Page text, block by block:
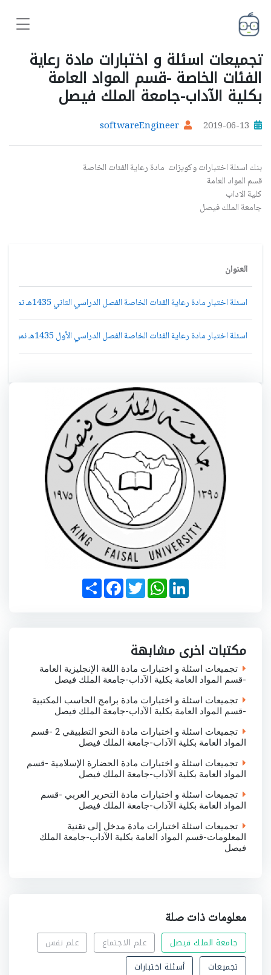
تجميعات اسئلة و اختبارات مادة رعاية
الفئات الخاصة -قسم المواد العامة
بكلية الآداب-جامعة الملك فيصل
2019-06-13
softwareEngineer
بنك اسئلة اختبارات وكويزات مادة رعاية الفئات الخاصة
قسم المواد العامة
كلية الاداب
جامعة الملك فيصل
العنوان
اسئلة اختبار مادة رعاية الفئات الخاصة الفصل الدراسي الثاني 1435هـ نموذج (a)
اسئلة اختبار مادة رعاية الفئات الخاصة الفصل الدراسي الأول 1435هـ نموذج (a)
S
h
a
F
a
c
T
w
i
W
h
a
p
p
L
i
n
n
مكتبات اخرى مشابهة
تجميعات اسئلة و اختبارات مادة اللغة الإنجليزية العامة
-قسم المواد العامة بكلية الآداب-جامعة الملك فيصل
تجميعات اسئلة و اختبارات مادة برامج الحاسب المكتبية
-قسم المواد العامة بكلية الآداب-جامعة الملك فيصل
تجميعات اسئلة و اختبارات مادة النحو التطبيقي 2 -قسم
المواد العامة بكلية الآداب-جامعة الملك فيصل
تجميعات اسئلة و اختبارات مادة الحضارة الإسلامية -قسم
المواد العامة بكلية الآداب-جامعة الملك فيصل
تجميعات اسئلة و اختبارات مادة التحرير العربي -قسم
المواد العامة بكلية الآداب-جامعة الملك فيصل
تجميعات اسئلة اختبارات مادة مدخل إلى تقنية
المعلومات-قسم المواد العامة بكلية الآداب-جامعة الملك
فيصل
معلومات ذات صلة
جامعة الملك فيصل علم الاجتماع
علم نفس
تجميعات
أسئلة اختبارات